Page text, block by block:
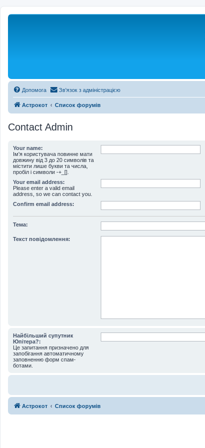
Допомога Зв'язок з адміністрацією
Астрокот Список форумів
Contact Admin
Your name:
Ім'я користувача повинне мати
довжину від 3 до 20 символів та
містити лише букви та числа,
пробіл і символи -+_[].
Your email address:
Please enter a valid email
address, so we can contact you.
Confirm email address:
Тема:
Текст повідомлення:
Найбільший супутник
Юпітера?:
Це запитання призначено для
запобігання автоматичному
заповненню форм спам-
ботами.
Астрокот Список форумів